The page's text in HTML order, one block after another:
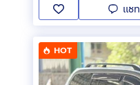
แชท
HOT